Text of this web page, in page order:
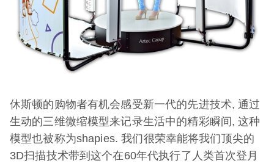
休斯顿的购物者有机会感受新一代的先进技术, 通过
生动的三维微缩模型来记录生活中的精彩瞬间, 这种
模型也被称为shapies. 我们很荣幸能将我们顶尖的
3D扫描技术带到这个在60年代执行了人类首次登月